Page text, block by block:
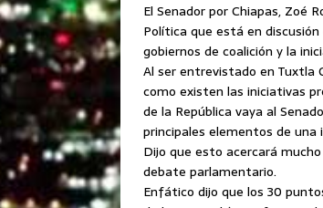
El Senador por Chiapas, Zoé
Política que está en
gobiernos de coalición y la
Al ser entrevistado en Tuxtla
como existen las iniciativas
de la República vaya al
principales elementos de
Dijo que esto acercará
debate parlamentario.
Enfático dijo que los 30